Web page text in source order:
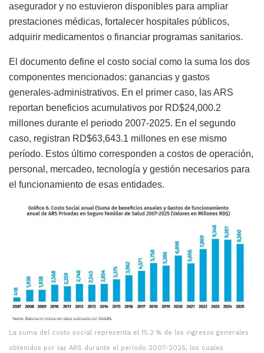
asegurador y no estuvieron disponibles para ampliar
prestaciones médicas, fortalecer hospitales públicos,
adquirir medicamentos o financiar programas sanitarios.
El documento define el costo social como la suma los dos
componentes mencionados: ganancias y gastos
generales-administrativos. En el primer caso, las ARS
reportan beneficios acumulativos por RD$24,000.2
millones durante el periodo 2007-2025. En el segundo
caso, registran RD$63,643.1 millones en ese mismo
período. Estos último corresponden a costos de operación,
personal, mercadeo, tecnología y gestión necesarios para
el funcionamiento de esas entidades.
La suma del costo social representa el 15.2 % de los ingresos generales
obtenidos por las ARS durante el período 2007-2025, los cuales